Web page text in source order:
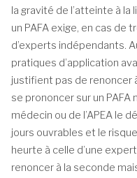
la gravité de l’atteinte à
un PAFA exige, en cas de
d’experts indépendants.
pratiques d’application
justifient pas de renoncer
se prononcer sur un PAFA
médecin ou de l’APEA le
jours ouvrables et le
heurte à celle d’une
renoncer à la seconde